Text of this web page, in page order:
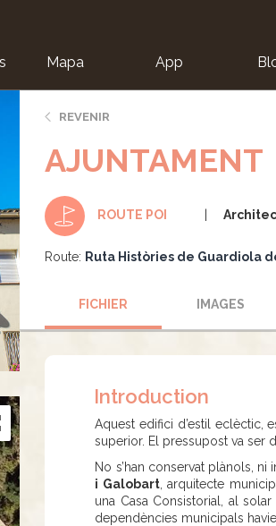
Mapa App
REVENIR
AJUNTAMENT
ROUTE POI
Route: Ruta Històries de Guardiola
FICHIER IMAGES
Introduction
Aquest edifici d’estil eclèctic,
superior. El pressupost va ser
No s’han conservat plànols,
i Galobart, arquitecte
una Casa Consistorial, al
dependències municipals